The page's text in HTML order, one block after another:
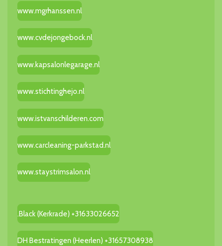
www.mgrhanssen.nl
www.cvdejongebock.nl
www.kapsalonlegarage.nl
www.stichtinghejo.nl
www.istvanschilderen.com
www.carcleaning-parkstad.nl
www.staystrimsalon.nl
.Black (Kerkrade) +31633026652
DH Bestratingen (Heerlen) +31657308938